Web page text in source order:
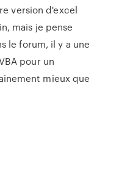
version d'excel
mais je pense
le forum, il y a une
pour un
mieux que